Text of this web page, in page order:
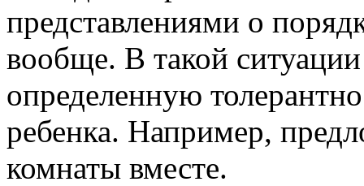
представлениями о
вообще. В такой
определенную
ребенка. Например,
комнаты вместе.